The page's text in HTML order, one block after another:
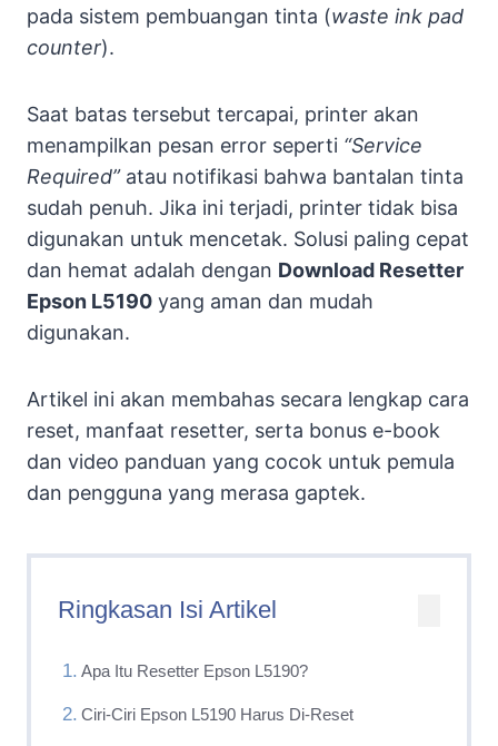
pada sistem pembuangan tinta (waste ink pad
counter).
Saat batas tersebut tercapai, printer akan
menampilkan pesan error seperti “Service
Required”atau notifikasi bahwa bantalan tinta
sudah penuh. Jika ini terjadi, printer tidak bisa
digunakan untuk mencetak. Solusi paling cepat
dan hemat adalah dengan Download Resetter
Epson L5190 yang aman dan mudah
digunakan.
Artikel ini akan membahas secara lengkap cara
reset, manfaat resetter, serta bonus e-book
dan video panduan yang cocok untuk pemula
dan pengguna yang merasa gaptek.
Ringkasan Isi Artikel
Apa Itu Resetter Epson L5190?
Ciri-Ciri Epson L5190 Harus Di-Reset